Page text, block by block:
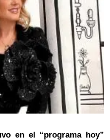
en el “programa hoy”